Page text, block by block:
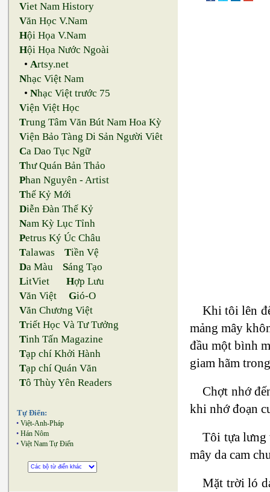
Viet Nam History
Văn Học V.Nam
Hội Họa V.Nam
Hội Họa Nước Ngoài
•Artsy.net
Nhạc Việt Nam
•Nhạc Việt trước 75
Viện Việt Học
Trung Tâm Văn Bút Nam Hoa Kỳ
Viện Bảo Tàng Di Sản Người Viêt
Ca Dao Tục Ngữ
Thư Quán Bản Thảo
Phan Nguyên - Artist
Thế Kỷ Mới
Diễn Đàn Thế Kỷ
Nam Kỳ Lục Tỉnh
Petrus Ký Úc Châu
Talawas Tiền Vệ
Da Màu Sáng Tạo
LitViet Hợp Lưu
Văn Việt Gió-O
Văn Chương Việt
Triết Học Và Tư Tưởng
Tinh Tấn Magazine
Tạp chí Khởi Hành
Tạp chí Quán Văn
Tô Thùy Yên Readers
Tự Điển:
• Việt-Anh-Pháp
• Hán Nôm
• Việt Nam Tự Điển
Khi tôi lên
mảng mây
đầu một bình
giam hãm
Chợt nhớ
khi nhớ đoạn
Tôi tựa lưng
mây da cam
Mặt trời ló